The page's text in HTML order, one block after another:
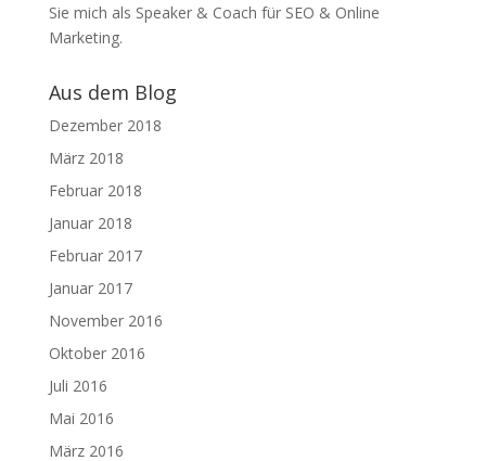
Sie mich als Speaker & Coach für SEO & Online
Marketing.
Aus dem Blog
Dezember 2018
März 2018
Februar 2018
Januar 2018
Februar 2017
Januar 2017
November 2016
Oktober 2016
Juli 2016
Mai 2016
März 2016